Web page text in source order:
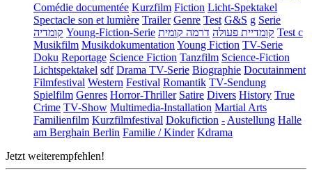
Comédie documentée Kurzfilm Fiction Licht-Spektakel
Spectacle son et lumière Trailer Genre Test G&S g Serie
קומדיה Young-Fiction-Serie קומדיית פעולה דרמה קומית
Test c
Musikfilm Musikdokumentation Young Fiction TV-Serie
Doku Reportage Science Fiction Tanzfilm Science-Fiction
Lichtspektakel sdf Drama TV-Serie Biographie Docutainment
Filmfestival Western Festival Romantik TV-Sendung
Spielfilm Genres Horror-Thriller Satire Divers History True
Crime TV-Show Multimedia-Installation Martial Arts
Familienfilm Kurzfilmfestival Dokufiction - Austellung Halle
am Berghain Berlin Familie / Kinder Kdrama
Jetzt weiterempfehlen!